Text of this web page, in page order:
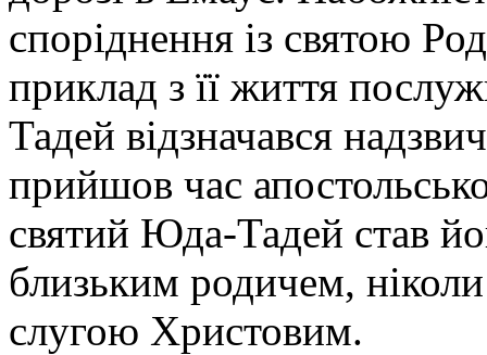
споріднення із святою
приклад з її життя
Тадей відзначався
прийшов час
святий Юда-Тадей став
близьким родичем,
слугою Христовим.